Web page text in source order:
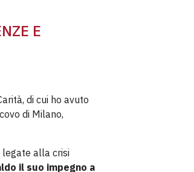
E
di cui ho avuto
di Milano,
alla crisi
il suo impegno a